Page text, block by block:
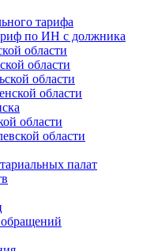
тарифа
по ИН с должника
области
области
области
области
области
области
палат